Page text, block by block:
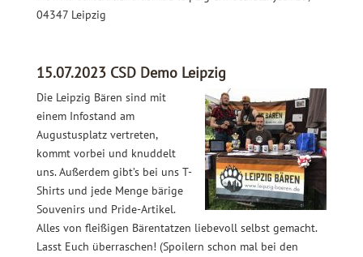
04347 Leipzig
15.07.2023 CSD Demo Leipzig
Die Leipzig Bären sind mit
einem Infostand am
Augustusplatz vertreten,
kommt vorbei und knuddelt
uns. Außerdem gibt’s bei uns T-
Shirts und jede Menge bärige
Souvenirs und Pride-Artikel.
Alles von fleißigen Bärentatzen liebevoll selbst gemacht.
Lasst Euch überraschen! (Spoilern schon mal bei den